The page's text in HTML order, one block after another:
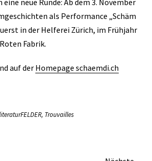
neue Runde: Ab dem 3. November
als Performance „Schäm
in der Helferei Zürich, im Frühjahr
Fabrik.
auf der Homepage schaemdi.ch
, Trouvailles